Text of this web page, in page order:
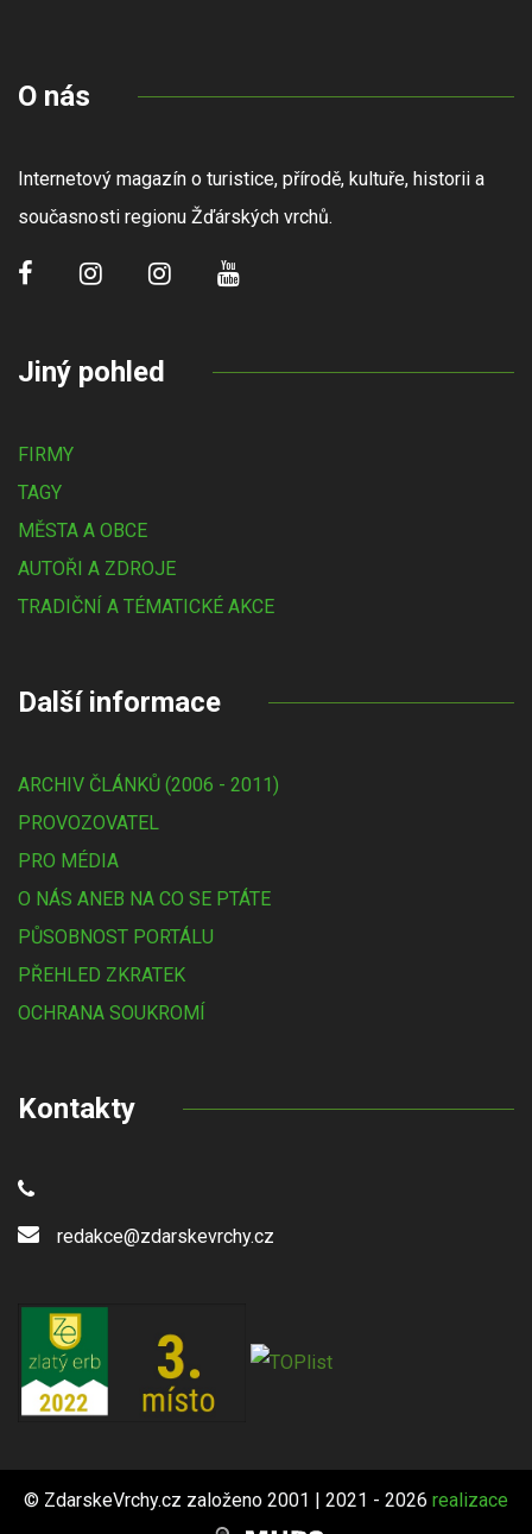
O nás
Internetový magazín o turistice, přírodě, kultuře, historii a
současnosti regionu Žďárských vrchů.
Jiný pohled
FIRMY
TAGY
MĚSTA A OBCE
AUTOŘI A ZDROJE
TRADIČNÍ A TÉMATICKÉ AKCE
Další informace
ARCHIV ČLÁNKŮ (2006 - 2011)
PROVOZOVATEL
PRO MÉDIA
O NÁS ANEB NA CO SE PTÁTE
PŮSOBNOST PORTÁLU
PŘEHLED ZKRATEK
OCHRANA SOUKROMÍ
Kontakty
redakce@zdarskevrchy.cz
© ZdarskeVrchy.cz založeno 2001 | 2021 - 2026 realizace